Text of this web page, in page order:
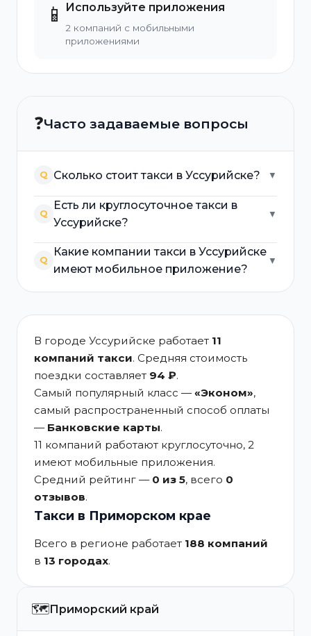
📱 Используйте приложения
2 компаний с мобильными
приложениями
❓Часто задаваемые вопросы
Q Сколько стоит такси в Уссурийске? ▼
Q
Есть ли круглосуточное такси в
Уссурийске?
▼
Q
Какие компании такси в Уссурийске
имеют мобильное приложение?
▼
В городе Уссурийске работает 11
компаний такси. Средняя стоимость
поездки составляет 94 ₽.
Самый популярный класс —«Эконом»,
самый распространенный способ оплаты
— Банковские карты.
11 компаний работают круглосуточно, 2
имеют мобильные приложения.
Средний рейтинг — 0 из 5, всего 0
отзывов.
Такси в Приморском крае
Всего в регионе работает 188 компаний
в 13 городах.
🗺️Приморский край